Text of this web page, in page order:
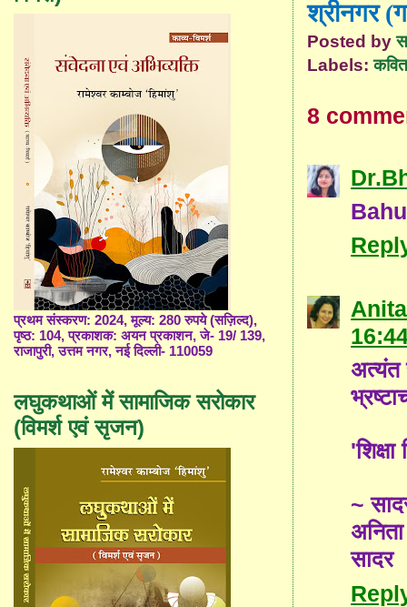
श्रीनगर
Posted by
Labels:
8
अत्यंत
~
सादर
प्रथम संस्करण: 2024, मूल्य: 280 रुपये (सज़िल्द),
पृष्ठ: 104, प्रकाशक: अयन प्रकाशन, जे- 19/ 139,
राजापुरी, उत्तम नगर, नई दिल्ली- 110059
लघुकथाओं में सामाजिक सरोकार
(विमर्श एवं सृजन)